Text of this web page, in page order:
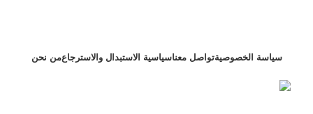
سياسة الخصوصيةتواصل معناسياسية الاستبدال والاسترجاعمن نحن